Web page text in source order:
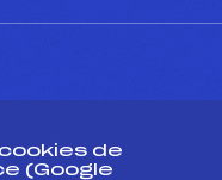
de
(Google